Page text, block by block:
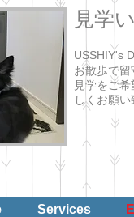
見学
USSHIY's
お散歩で留
見学をご
しくお願い
Services